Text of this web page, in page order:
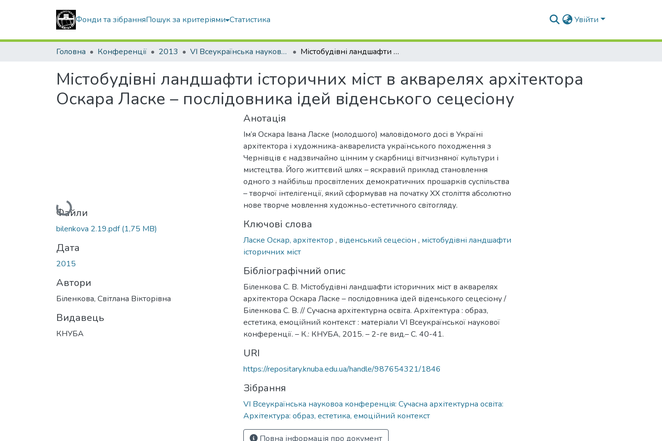
Фонди та зібранняПошук за критеріями Статистика Увійти
Головна Конференції 2013 VI Всеукраїнська науковоа конференція: Сучасна архітектурна освіта: Архітектура: образ, естетика, емоційний контекст Містобудівні ландшафти історичних міст в акварелях архітектора Оскара Ласке – послідовника ідей віденського сецесіону
Містобудівні ландшафти історичних міст в акварелях архітектора
Оскара Ласке – послідовника ідей віденського сецесіону
Вантажиться...
Файли
bilenkova 2.19.pdf(1,75 MB)
Дата
2015
Автори
Біленкова, Світлана Вікторівна
Видавець
КНУБА
Анотація
Ім‘я Оскара Івана Ласке (молодшого) маловідомого досі в Україні
архітектора і художника-акварелиста українського походження з
Чернівців є надзвичайно цінним у скарбниці вітчизняної культури і
мистецтва. Його життєвий шлях – яскравий приклад становлення
одного з найбільш просвітлених демократичних прошарків суспільства
– творчої інтелігенції, який сформував на початку ХХ століття абсолютно
нове творче мовлення художньо-естетичного світогляду.
Ключові слова
Ласке Оскар, архітектор , віденський сецесіон , містобудівні ландшафти
історичних міст
Бібліографічний опис
Біленкова С. В. Містобудівні ландшафти історичних міст в акварелях
архітектора Оскара Ласке – послідовника ідей віденського сецесіону /
Біленкова С. В. // Сучасна архітектурна освіта. Архітектура : образ,
естетика, емоційний контекст : матеріали VI Всеукраїнської наукової
конференції. – К.: КНУБА, 2015. – 2-ге вид.– C. 40-41.
URI
https://repositary.knuba.edu.ua/handle/987654321/1846
Зібрання
VI Всеукраїнська науковоа конференція: Сучасна архітектурна освіта:
Архітектура: образ, естетика, емоційний контекст
Повна інформація про документ